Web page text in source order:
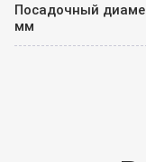
Посадочный
мм